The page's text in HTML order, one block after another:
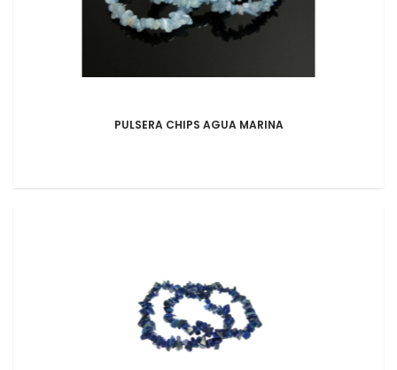
PULSERA CHIPS AGUA MARINA